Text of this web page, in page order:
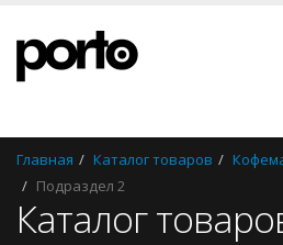
Главная Каталог товаров
Подраздел 2
Каталог